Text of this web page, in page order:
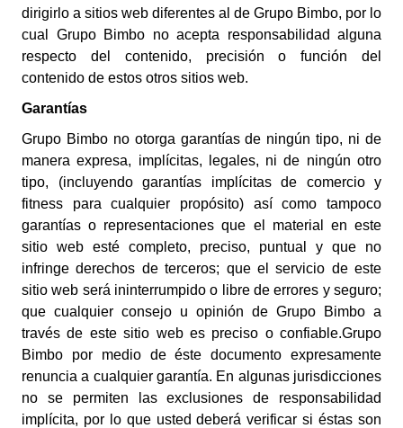
dirigirlo a sitios web diferentes al de Grupo Bimbo, por lo
cual Grupo Bimbo no acepta responsabilidad alguna
respecto del contenido, precisión o función del
contenido de estos otros sitios web.
Garantías
Grupo Bimbo no otorga garantías de ningún tipo, ni de
manera expresa, implícitas, legales, ni de ningún otro
tipo, (incluyendo garantías implícitas de comercio y
fitness para cualquier propósito) así como tampoco
garantías o representaciones que el material en este
sitio web esté completo, preciso, puntual y que no
infringe derechos de terceros; que el servicio de este
sitio web será ininterrumpido o libre de errores y seguro;
que cualquier consejo u opinión de Grupo Bimbo a
través de este sitio web es preciso o confiable.Grupo
Bimbo por medio de éste documento expresamente
renuncia a cualquier garantía. En algunas jurisdicciones
no se permiten las exclusiones de responsabilidad
implícita, por lo que usted deberá verificar si éstas son